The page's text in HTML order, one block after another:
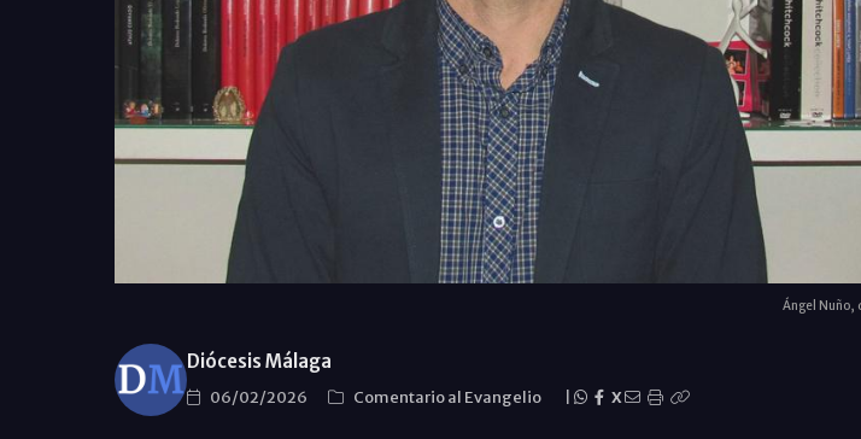
Ángel Nuño,
Diócesis Málaga
06/02/2026 Comentario al Evangelio X